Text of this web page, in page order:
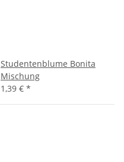
Studentenblume Bonita
Mischung
1,39 € *